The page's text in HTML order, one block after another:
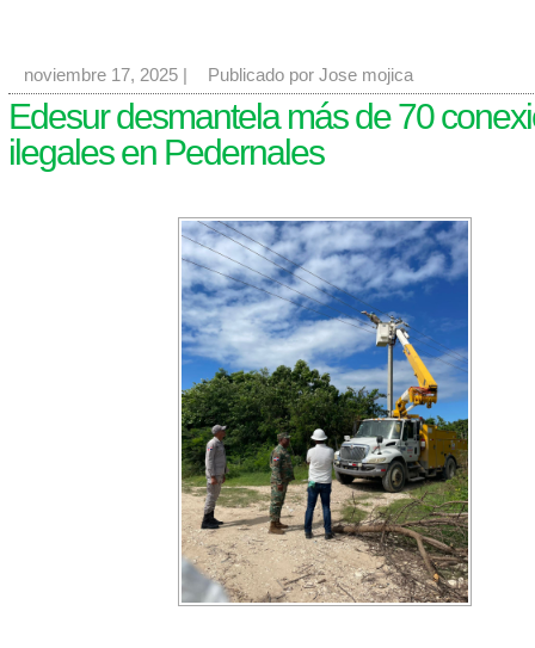
noviembre 17, 2025 Publicado por Jose mojica
Edesur desmantela más de 70
ilegales en Pedernales